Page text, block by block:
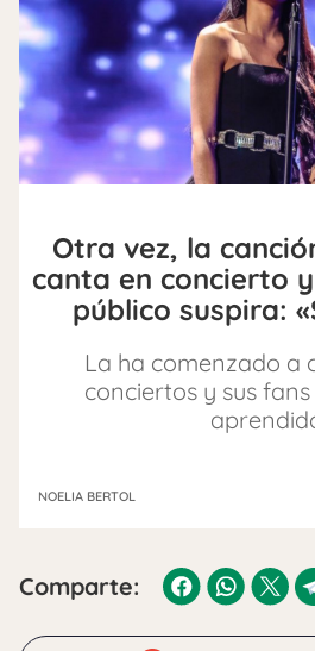
Otra vez, la
canta en concierto
público suspira:
La ha comenzado a
conciertos y sus
NOELIA BERTOL
Comparte: